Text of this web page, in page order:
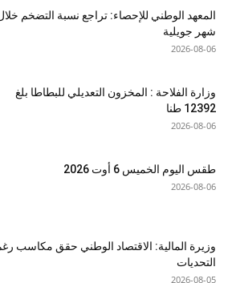
المعهد الوطني للإحصاء: تراجع نسبة التضخم
شهر جويلية
2026-08-06
وزارة الفلاحة : المخزون التعديلي للبطاطا بلغ
12392 طنا
2026-08-06
طقس اليوم الخميس 6 أوت 2026
2026-08-06
وزيرة المالية: الاقتصاد الوطني حقق مكاسب
التحديات
2026-08-05